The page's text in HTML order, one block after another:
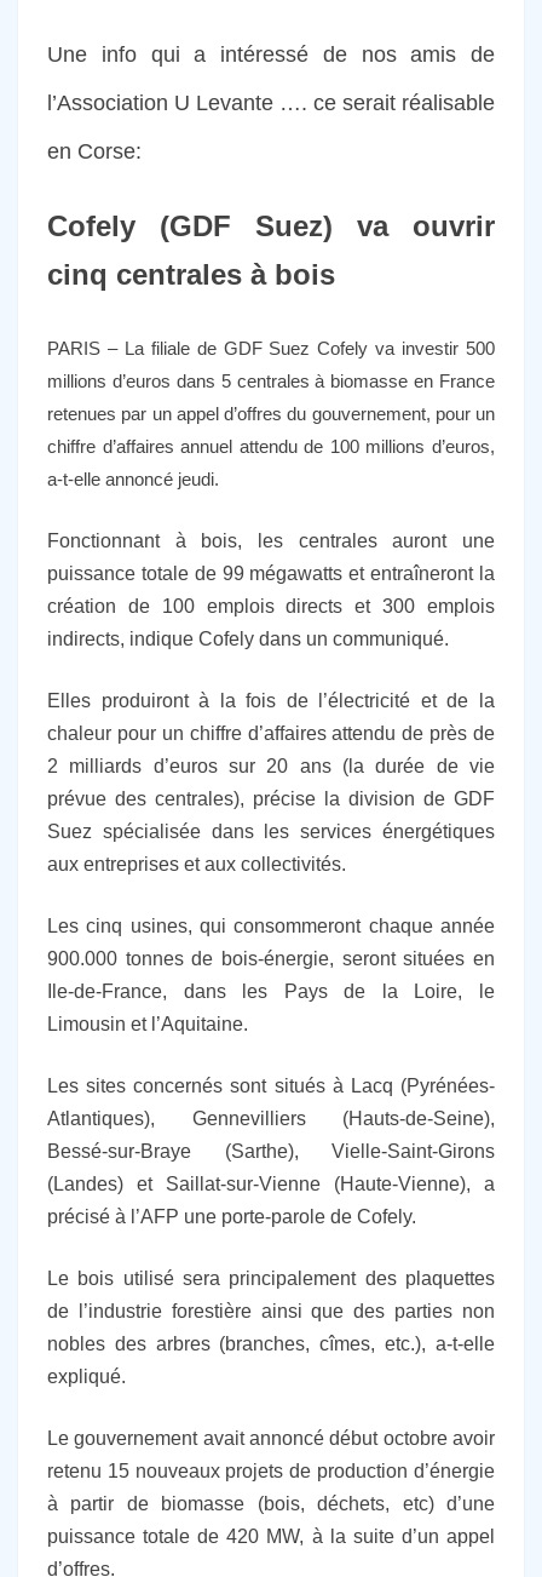
Une info qui a intéressé de nos amis de
l’Association U Levante …. ce serait réalisable
en Corse:
Cofely (GDF Suez) va ouvrir
cinq centrales à bois
PARIS – La filiale de GDF Suez Cofely va investir 500
millions d’euros dans 5 centrales à biomasse en France
retenues par un appel d’offres du gouvernement, pour un
chiffre d’affaires annuel attendu de 100 millions d’euros,
a-t-elle annoncé jeudi.
Fonctionnant à bois, les centrales auront une
puissance totale de 99 mégawatts et entraîneront la
création de 100 emplois directs et 300 emplois
indirects, indique Cofely dans un communiqué.
Elles produiront à la fois de l’électricité et de la
chaleur pour un chiffre d’affaires attendu de près de
2 milliards d’euros sur 20 ans (la durée de vie
prévue des centrales), précise la division de GDF
Suez spécialisée dans les services énergétiques
aux entreprises et aux collectivités.
Les cinq usines, qui consommeront chaque année
900.000 tonnes de bois-énergie, seront situées en
Ile-de-France, dans les Pays de la Loire, le
Limousin et l’Aquitaine.
Les sites concernés sont situés à Lacq (Pyrénées-
Atlantiques), Gennevilliers (Hauts-de-Seine),
Bessé-sur-Braye (Sarthe), Vielle-Saint-Girons
(Landes) et Saillat-sur-Vienne (Haute-Vienne), a
précisé à l’AFP une porte-parole de Cofely.
Le bois utilisé sera principalement des plaquettes
de l’industrie forestière ainsi que des parties non
nobles des arbres (branches, cîmes, etc.), a-t-elle
expliqué.
Le gouvernement avait annoncé début octobre avoir
retenu 15 nouveaux projets de production d’énergie
à partir de biomasse (bois, déchets, etc) d’une
puissance totale de 420 MW, à la suite d’un appel
d’offres.